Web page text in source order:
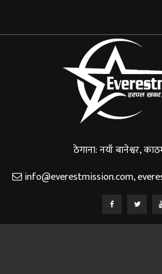
ठेगाना: नयाँ बानेश्वर,
info@everestmission.com,